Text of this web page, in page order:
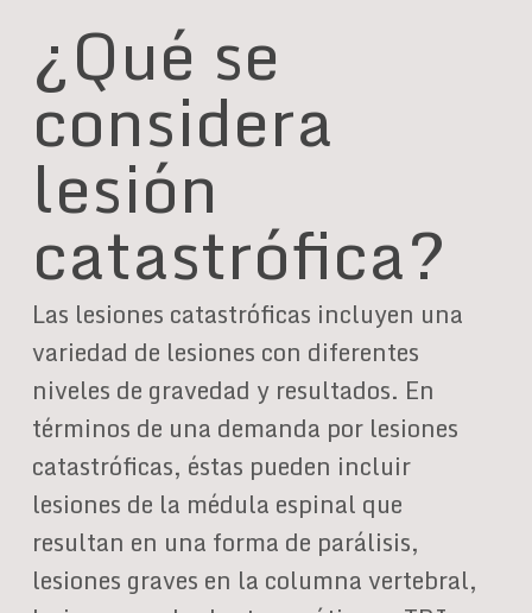
¿Qué se
considera
lesión
catastrófica?
Las lesiones catastróficas incluyen una
variedad de lesiones con diferentes
niveles de gravedad y resultados. En
términos de una demanda por lesiones
catastróficas, éstas pueden incluir
lesiones de la médula espinal que
resultan en una forma de parálisis,
lesiones graves en la columna vertebral,